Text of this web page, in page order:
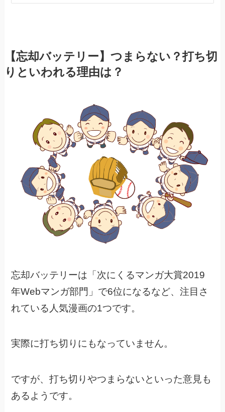
【忘却バッテリー】つまらない？打ち切
りといわれる理由は？
忘却バッテリーは「次にくるマンガ大賞2019
年Webマンガ部門」で6位になるなど、注目さ
れている人気漫画の1つです。
実際に打ち切りにもなっていません。
ですが、打ち切りやつまらないといった意見も
あるようです。